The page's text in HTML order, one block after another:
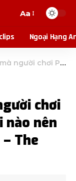
Aa
Ngoại Hạng
nên sử dụng từng cú đánh – The Dink Pickleball
chơi
nào nên
The